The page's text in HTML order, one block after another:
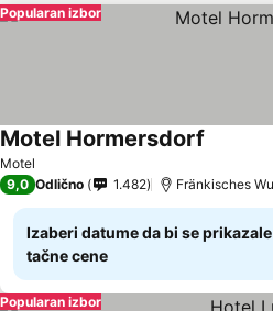
Popularan izbor
Motel
Motel Hormersdorf
9,0 Odlično 1.482
Izaberi datume da bi se prikazale
tačne cene
Popularan izbor